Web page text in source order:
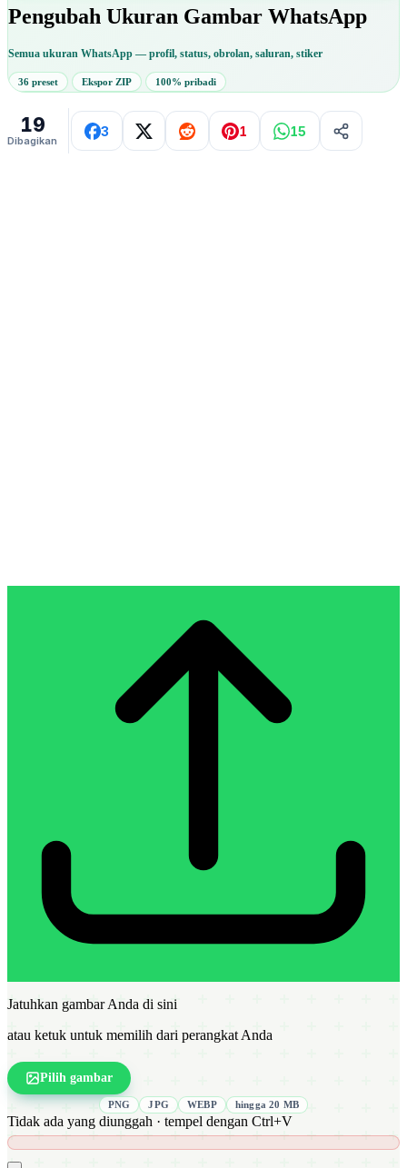
Pengubah Ukuran Gambar WhatsApp
Semua ukuran WhatsApp — profil, status, obrolan, saluran, stiker
36 preset Ekspor ZIP 100% pribadi
19
Dibagikan
3 1 15
Jatuhkan gambar Anda di sini
atau ketuk untuk memilih dari perangkat Anda
Pilih gambar
PNG JPG WEBP hingga 20 MB
Tidak ada yang diunggah · tempel dengan Ctrl+V